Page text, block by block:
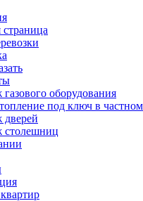
страница
оборудования
под ключ в